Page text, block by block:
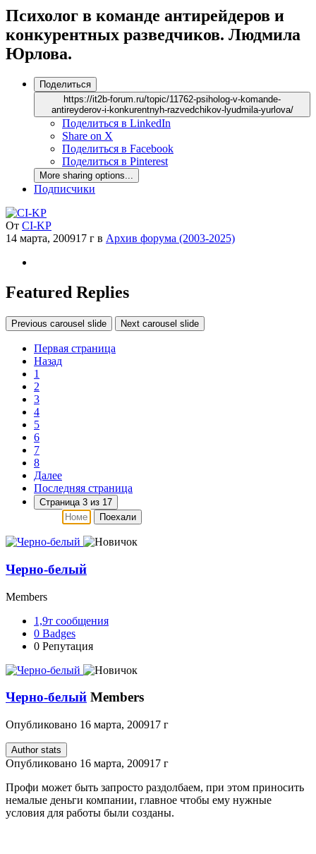
Психолог в команде антирейдеров и
конкурентных разведчиков. Людмила
Юрлова.
Поделиться
https://it2b-forum.ru/topic/11762-psiholog-v-komande-
antireyderov-i-konkurentnyh-razvedchikov-lyudmila-yurlova/
Поделиться в LinkedIn
Share on X
Поделиться в Facebook
Поделиться в Pinterest
More sharing options...
Подписчики
От CI-KP
14 марта, 200917 г в Архив форума (2003-2025)
Featured Replies
Previous carousel slide Next carousel slide
Первая страница
Назад
1
2
3
4
5
6
7
8
Далее
Последняя страница
Страница 3 из 17
Поехали
Черно-белый
Members
1,9т сообщения
0 Badges
0 Репутация
Черно-белый Members
Опубликовано 16 марта, 200917 г
Author stats
Опубликовано 16 марта, 200917 г
Профи может быть запросто раздолбаем, при этом приносить
немалые деньги компании, главное чтобы ему нужные
условия для работы были созданы.